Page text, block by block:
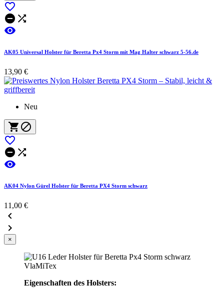

 

AK05 Universal Holster für Beretta Px4 Storm mit Mag Halter schwarz 5-56.de
13,90 €
Neu
 

 

AK04 Nylon Gürel Holster für Beretta PX4 Storm schwarz
11,00 €


×
Eigenschaften des Holsters: